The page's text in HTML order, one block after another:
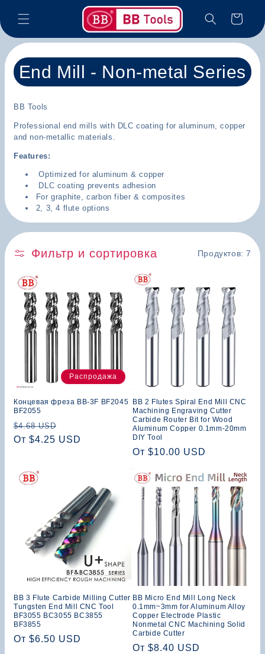
Корзина
К
л
л
е
к
ц
и
я
:
End Mill - Non-metal Series
BB Tools
Professional end mills with DLC coating for aluminum, copper
and non-metallic materials.
Features:
Optimized for aluminum & copper
DLC coating prevents adhesion
For graphite, carbon fiber & composites
2, 3, 4 flute options
Фильтр и сортировка Продуктов: 7
Распродажа
Концевая фреза BB-3F BF2045
BF2055
Обычная
цена
$4.68 USD
со
От $4.25 USD
BB 2 Flutes Spiral End Mill CNC
Machining Engraving Cutter
Carbide Router Bit for Wood
Aluminum Copper 0.1mm-20mm
DIY Tool
Обычная
От $10.00 USD
BB 3 Flute Carbide Milling Cutter
Tungsten End Mill CNC Tool
BF3055 BC3055 BC3855
BF3855
Обычная
От $6.50 USD
BB Micro End Mill Long Neck
0.1mm~3mm for Aluminum Alloy
Copper Electrode Plastic
Nonmetal CNC Machining Solid
Carbide Cutter
Обычная
От $8.40 USD